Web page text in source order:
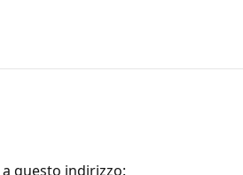
questo indirizzo: